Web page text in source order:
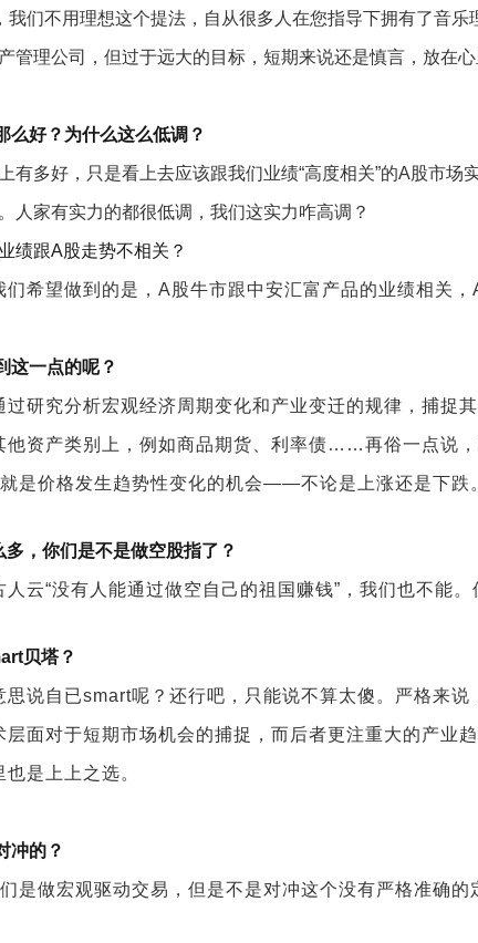
我们不用理想这个提法，自从很多人在您指导下拥有了
管理公司，但过于远大的目标，短期来说还是慎言，放在心
么好？为什么这么低调？
有多好，只是看上去应该跟我们业绩“高度相关”的A 股市场
人家有实力的都很低调，我们这实力咋高调？
绩跟A股走势不相关？
希望做到的是，A股牛市跟中安汇富产品的业绩相关，
这一点的呢？
过研究分析宏观经济周期变化和产业变迁的规律，捕捉
他资产类别上，例如商品期货、利率债……再俗一点说
是价格发生趋势性变化的机会——不论是上涨还是下跌
，你们是不是做空股指了？
云“没有人能通过做空自己的祖国赚钱”，我们也不能
贝塔？
说自已smart呢？还行吧，只能说不算太傻。严格来说
面对于短期市场机会的捕捉，而后者更注重大的产业
是上上之选。
冲的？
是做宏观驱动交易，但是不是对冲这个没有严格准确